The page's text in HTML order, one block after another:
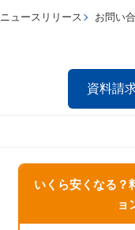
ニュースリリース お問い
資料請
いくら安くなる？
ョ